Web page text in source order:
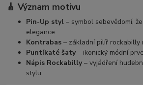
🎸 Význam motivu
Pin-Up styl – symbol sebevědomí,
elegance
Kontrabas – základní pilíř rockabilly
Puntíkaté šaty– ikonický módní
Nápis Rockabilly– vyjádření
stylu